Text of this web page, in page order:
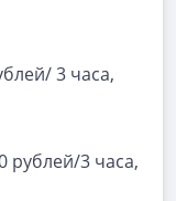
3 часа,
рублей/3 часа,